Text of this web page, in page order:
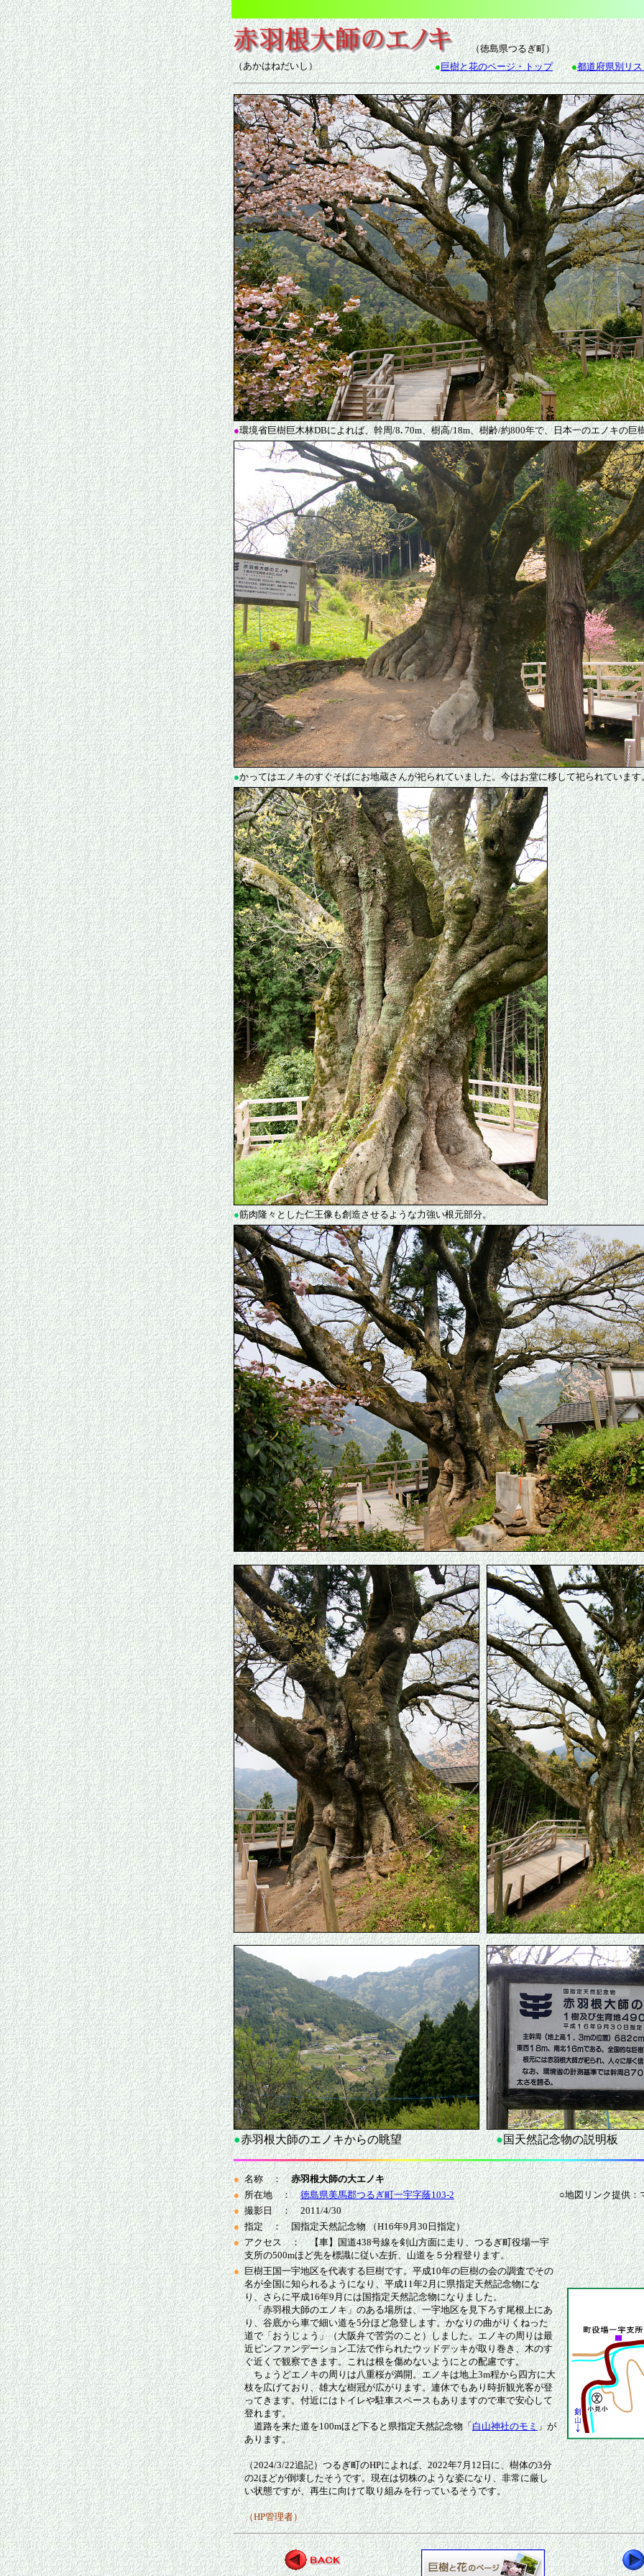
（徳島県つるぎ町）
（あかはねだいし）
● 巨樹と花のページ・トップ ●都道府県別リ
●環境省巨樹巨木林DBによれば、幹周/8.70m、樹高/18m、樹齢/約800年で、日本一のエノキの巨
●かってはエノキのすぐそばにお地蔵さんが祀られていました。今はお堂に移して祀られています
●筋肉隆々とした仁王像も創造させるような力強い根元部分。
●赤羽根大師のエノキからの眺望 ●国天然記念物の説明板
● 名称 ：赤羽根大師の大エノキ
● 所在地 ：徳島県美馬郡つるぎ町一宇字蔭103-2
○地図リンク提供：
● 撮影日 ： 2011/4/30
● 指定 ： 国指定天然記念物 （H16年9月30日指定）
● アクセス ： 【車】国道438号線を剣山方面に走り、つるぎ町役場一宇
支所の500mほど先を標識に従い左折、山道を５分程登ります。
● 巨樹王国一宇地区を代表する巨樹です。平成10年の巨樹の会の調査でその
名が全国に知られるようになり、平成11年2月に県指定天然記念物にな
り、さらに平成16年9月には国指定天然記念物になりました。
「赤羽根大師のエノキ」のある場所は、一宇地区を見下ろす尾根上にあ
り、谷底から車で細い道を5分ほど急登します。かなりの曲がりくねった
道で「おうじょう」（大阪弁で苦労のこと）しました。エノキの周りは最
近ピンファンデーション工法で作られたウッドデッキが取り巻き、木のす
ぐ近くで観察できます。これは根を傷めないようにとの配慮です。
ちょうどエノキの周りは八重桜が満開。エノキは地上3m程から四方に大
枝を広げており、雄大な樹冠が広がります。連休でもあり時折観光客が登
ってきます。付近にはトイレや駐車スペースもありますので車で安心して
登れます。
道路を来た道を100mほど下ると県指定天然記念物「白山神社のモミ」が
あります。
（2024/3/22追記）つるぎ町のHPによれば、2022年7月12日に、樹体の3分
の2ほどが倒壊したそうです。現在は切株のような姿になり、非常に厳し
い状態ですが、再生に向けて取り組みを行っているそうです。
（HP管理者）